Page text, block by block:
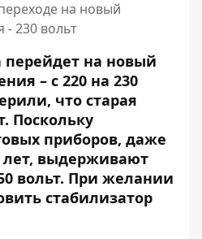
на новый
- 230 вольт
на новый
– с 220 на 230
что старая
Поскольку
приборов, даже
лет, выдерживают
вольт. При желании
стабилизатор